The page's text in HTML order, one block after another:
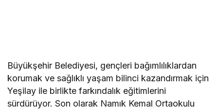
Büyükşehir Belediyesi, gençleri bağımlılıklardan
korumak ve sağlıklı yaşam bilinci kazandırmak için
Yeşilay ile birlikte farkındalık eğitimlerini
sürdürüyor. Son olarak Namık Kemal Ortaokulu